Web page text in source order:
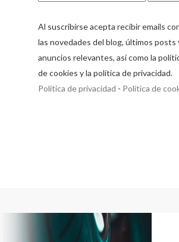
Al suscribirse acepta recibir emails
las novedades del blog, últimos posts
anuncios relevantes, así como la
de cookies y la política de privacidad.
Política de privacidad - Política de